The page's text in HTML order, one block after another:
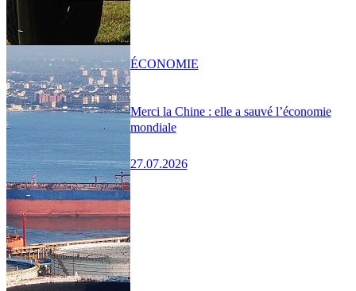
Merci la Chine : elle a sauvé l’économie
mondiale
27.07.2026
ÉCONOMIE